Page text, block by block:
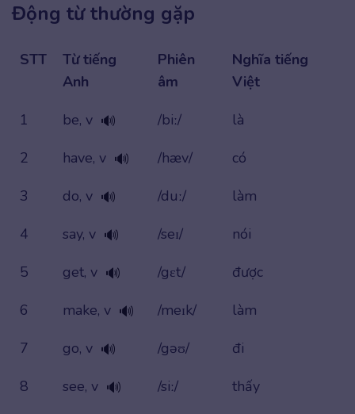
Động từ thường gặp
STT
Từ tiếng
Anh
Phiên
âm
Nghĩa tiếng
Việt
1
be, v 🔊 /biː/
là
2
have, v 🔊 /hæv/
có
3
do, v 🔊 /duː/
làm
4
say, v 🔊 /seɪ/
nói
5
get, v 🔊 /gɛt/
được
6
make, v 🔊 /meɪk/
làm
7
go, v 🔊 /gəʊ/
đi
8
see, v 🔊 /siː/ thấy